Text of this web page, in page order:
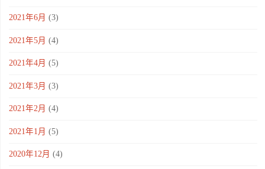
2021年6月 (3)
2021年5月 (4)
2021年4月 (5)
2021年3月 (3)
2021年2月 (4)
2021年1月 (5)
2020年12月 (4)